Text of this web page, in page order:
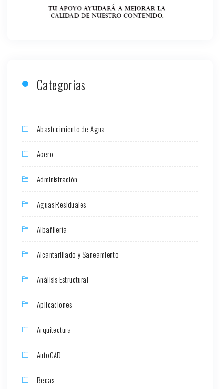
Categorias
Abastecimiento de Agua
Acero
Administración
Aguas Residuales
Albañilería
Alcantarillado y Saneamiento
Análisis Estructural
Aplicaciones
Arquitectura
AutoCAD
Becas